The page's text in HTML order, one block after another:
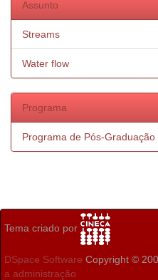
Assunto
Streams
Water flow
Programa
Programa de Pós-Graduação
Tema criado por
DSpace Software Copyright ©
a administração